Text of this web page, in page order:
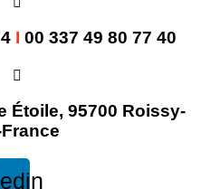
I 00 337 49 80 77 40
Étoile, 95700 Roissy-